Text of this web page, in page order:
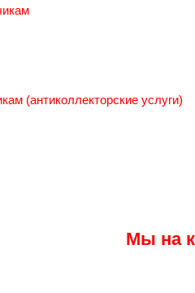
(антиколлекторские услуги)
Мы на